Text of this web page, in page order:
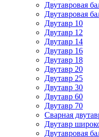
Двутавровая
Двутавровая
Двутавр 10
Двутавр 12
Двутавр 14
Двутавр 16
Двутавр 18
Двутавр 20
Двутавр 25
Двутавр 30
Двутавр 60
Двутавр 70
Сварная
Двутавр
Двутавровая